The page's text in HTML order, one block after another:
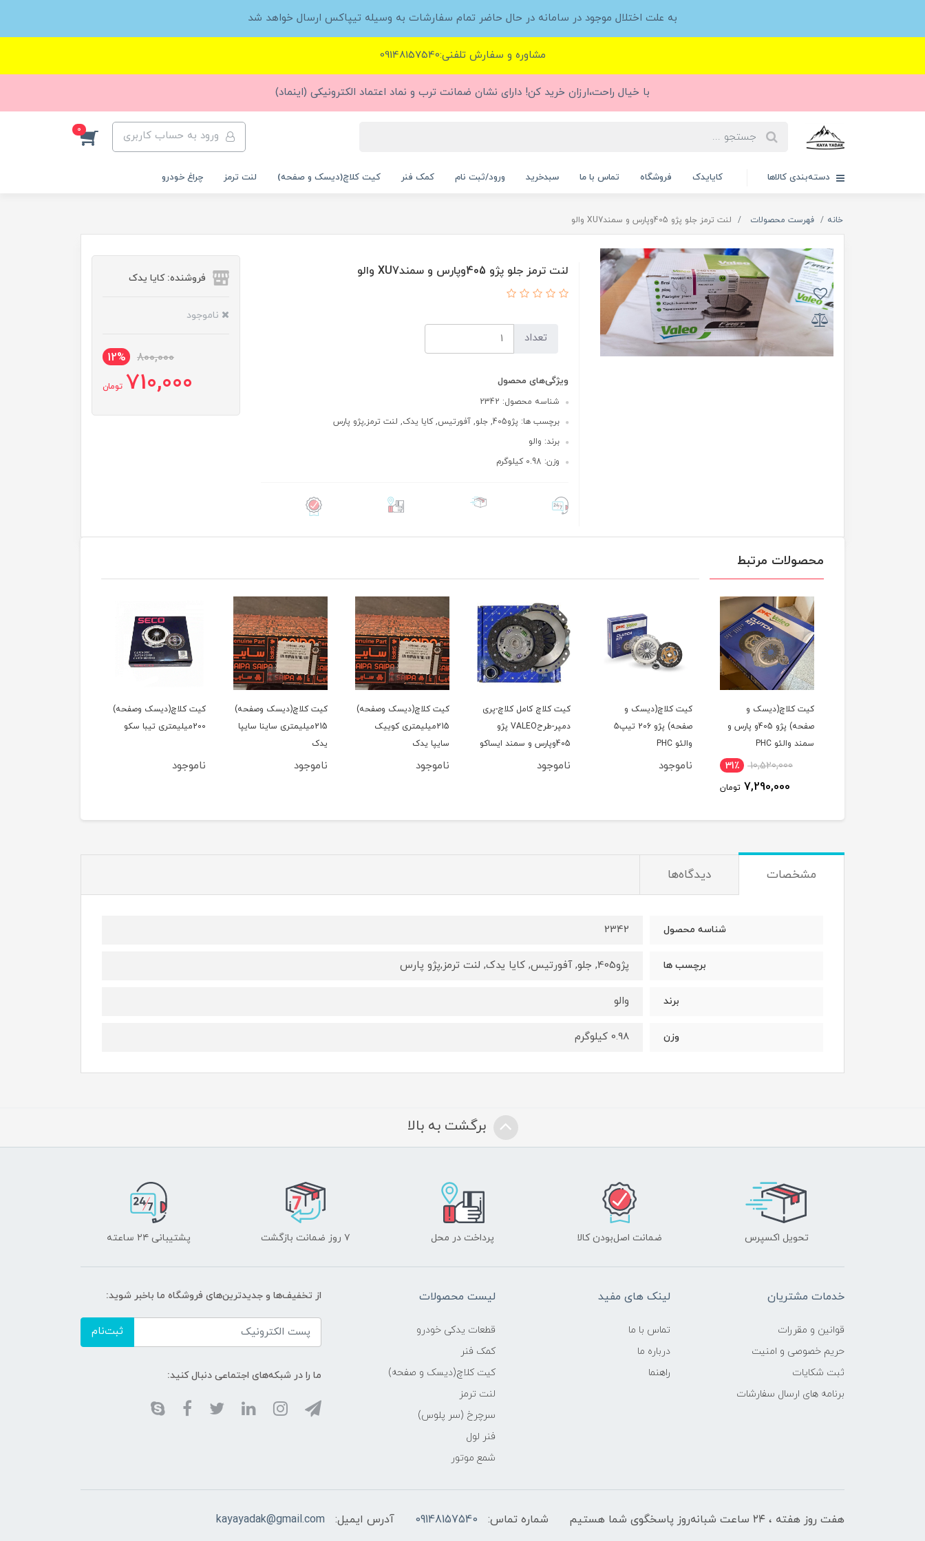
به علت اختلال موجود در سامانه در حال حاضر تمام سفارشات به وسیله تیپاکس ارسال خواهد شد
مشاوره و سفارش تلفنی:09148157540
با خیال راحت،ارزان خرید کن! دارای نشان ضمانت ترب و نماد اعتماد الکترونیکی (اینماد)
ورود به حساب کاربری 0
دسته‌بندی کالاها کایایدک فروشگاه تماس با ما سبدخرید ورود/ثبت نام کمک فنر کیت کلاچ(دیسک و صفحه) لنت ترمز چراغ خودرو
خانه فهرست محصولات لنت ترمز جلو پژو 405وپارس و سمندXU7 والو
لنت ترمز جلو پژو 405وپارس و سمندXU7 والو
تعداد
ویژگی‌های محصول
شناسه محصول: 2342
برچسب ها: پژو405, جلو, آفورتیس, کایا یدک, لنت ترمز,پژو پارس
برند: والو
وزن: 0.98 کیلوگرم
فروشنده: کایا یدک
ناموجود
800,000
12%
710,000 تومان
محصولات مرتبط
کیت کلاچ(دیسک و
صفحه) پژو 405و پارس و
سمند والئو PHC
10,520,000 31٪
7,290,000 تومان
کیت کلاچ(دیسک و
صفحه) پژو 206 تیپ5
والئو PHC
ناموجود
کیت کلاچ کامل کلاچ-پری
دمپر-طرحVALEO پژو
405وپارس و سمند ایساکو
ناموجود
کیت کلاچ(دیسک وصفحه)
215میلیمتری کوییک
سایپا یدک
ناموجود
کیت کلاچ(دیسک وصفحه)
215میلیمتری ساینا سایپا
یدک
ناموجود
کیت کلاچ(دیسک وصفحه)
200میلیمتری تیبا سکو
ناموجود
مشخصات دیدگاه‌ها
شناسه محصول 2342
برچسب ها پژو405, جلو, آفورتیس, کایا یدک, لنت ترمز,پژو پارس
برند والو
وزن 0.98 کیلوگرم
برگشت به بالا
تحویل اکسپرس ضمانت اصل‌بودن کالا پرداخت در محل ۷ روز ضمانت بازگشت پشتیبانی ۲۴ ساعته
خدمات مشتریان
قوانین و مقررات
حریم خصوصی و امنیت
ثبت شکایات
برنامه های ارسال سفارشات
لینک های مفید
تماس با ما
درباره ما
راهنما
لیست محصولات
قطعات یدکی خودرو
کمک فنر
کیت کلاچ(دیسک و صفحه)
لنت ترمز
سرچرخ (سر پلوس)
فنر لول
شمع موتور
از تخفیف‌ها و جدیدترین‌های فروشگاه ما باخبر شوید:
ثبت‌نام
ما را در شبکه‌های اجتماعی دنبال کنید:
هفت روز هفته ، ۲۴ ساعت شبانه‌روز پاسخگوی شما هستیم شماره تماس: 09148157540 آدرس ایمیل: kayayadak@gmail.com